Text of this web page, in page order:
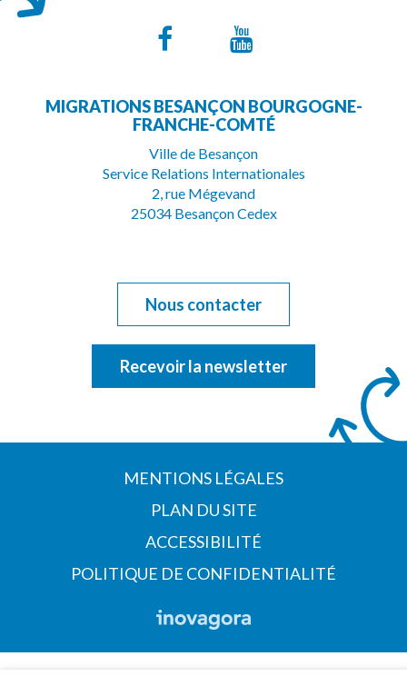
Lien
le
compte
Facebook
la
Youtube
MIGRATIONS BESANÇON BOURGOGNE-
FRANCHE-COMTÉ
Ville de Besançon
Service Relations Internationales
2, rue Mégevand
25034 Besançon Cedex
Nous contacter
Recevoir la newsletter
MENTIONS LÉGALES
PLAN DU SITE
ACCESSIBILITÉ
POLITIQUE DE CONFIDENTIALITÉ